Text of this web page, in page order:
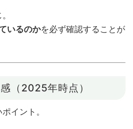
いるのかを必ず確認することが
（2025年時点）
イント。